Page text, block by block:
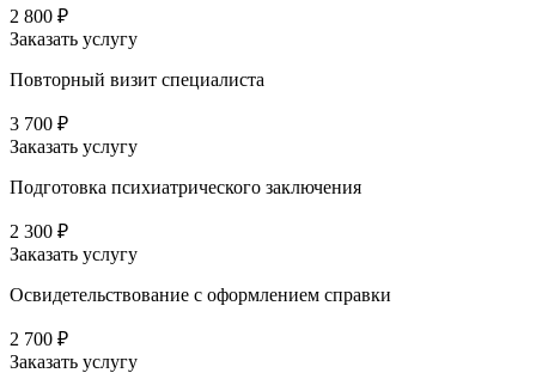
2 800 ₽
Заказать услугу
Повторный визит специалиста
3 700 ₽
Заказать услугу
Подготовка психиатрического заключения
2 300 ₽
Заказать услугу
Освидетельствование с оформлением справки
2 700 ₽
Заказать услугу